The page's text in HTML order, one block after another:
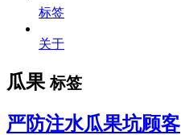
标签
关于
瓜果标签
严防注水瓜果坑顾客